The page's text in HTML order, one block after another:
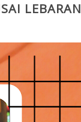
LEBARAN